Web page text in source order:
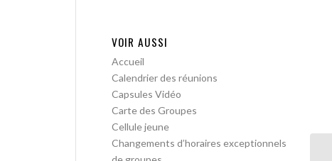
VOIR AUSSI
Accueil
Calendrier des réunions
Capsules Vidéo
Carte des Groupes
Cellule jeune
Changements d’horaires exceptionnels